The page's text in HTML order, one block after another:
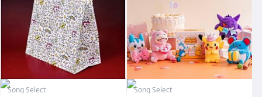
Song Select Song Select